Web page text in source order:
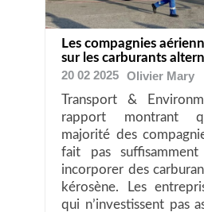
Les compagnies
sur les carburants
20 02 2025
Olivier Mary
Transport &
rapport montrant
majorité des
fait pas
incorporer des
kérosène. Les
qui n’investissent pas